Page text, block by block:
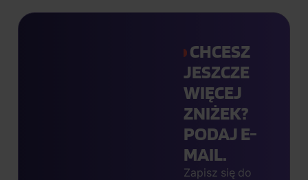
CHCESZ
JESZCZE
WIĘCEJ
ZNIŻEK?
PODAJ E-
MAIL.
Zapisz się do